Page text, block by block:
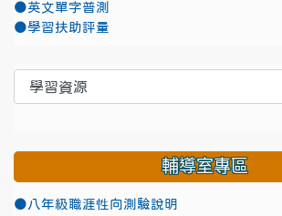
●英文單字普測
●學習扶助評量
輔導室專區
●八年級職涯性向測驗說明